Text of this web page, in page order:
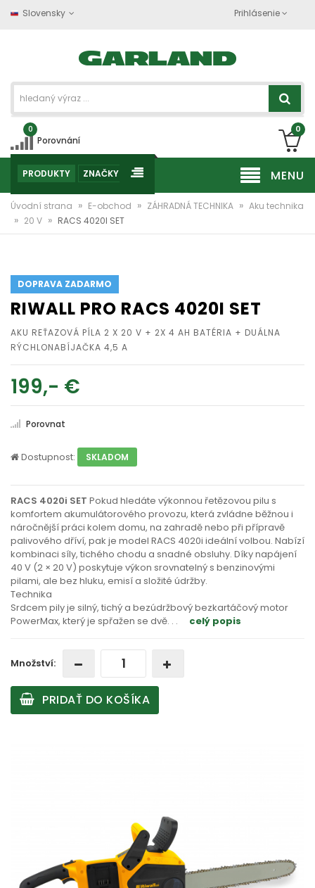
Slovensky Prihlásenie
0
Porovnání
0
MENU
PRODUKTY ZNAČKY
Úvodní strana » E-obchod » ZÁHRADNÁ TECHNIKA » Aku technika
» 20 V » RACS 4020I SET
DOPRAVA ZADARMO
RIWALL PRO RACS 4020I SET
AKU REŤAZOVÁ PÍLA 2 X 20 V + 2X 4 AH BATÉRIA + DUÁLNA
RÝCHLONABÍJAČKA 4,5 A
199,- €
Porovnat
Dostupnost: SKLADOM
RACS 4020i SET Pokud hledáte výkonnou řetězovou pilu s
komfortem akumulátorového provozu, která zvládne běžnou i
náročnější práci kolem domu, na zahradě nebo při přípravě
palivového dříví, pak je model RACS 4020i ideální volbou. Nabízí
kombinaci síly, tichého chodu a snadné obsluhy. Díky napájení
40 V (2 × 20 V) poskytuje výkon srovnatelný s benzinovými
pilami, ale bez hluku, emisí a složité údržby.
Technika
Srdcem pily je silný, tichý a bezúdržbový bezkartáčový motor
PowerMax, který je spřažen se dvě. . . celý popis
Množství:
PRIDAŤ DO KOŠÍKA